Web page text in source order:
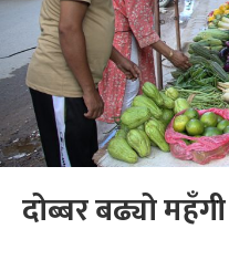
दोब्बर बढ्यो महँगी